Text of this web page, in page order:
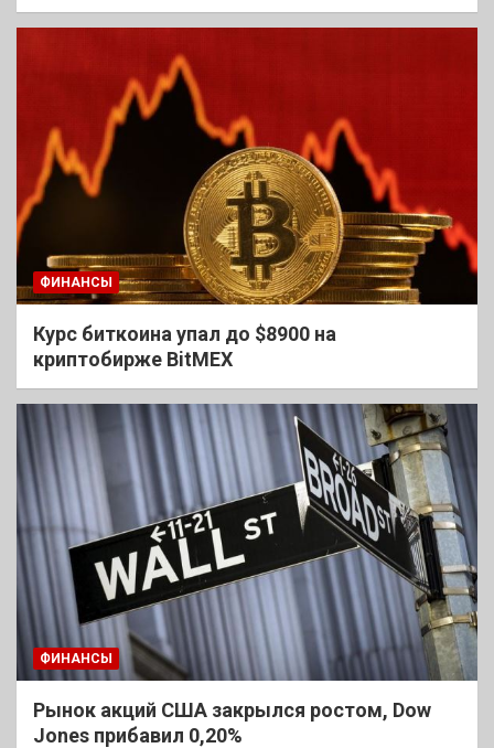
ФИНАНСЫ
Курс биткоина упал до $8900 на
криптобирже BitMEX
ФИНАНСЫ
Рынок акций США закрылся ростом, Dow
Jones прибавил 0,20%